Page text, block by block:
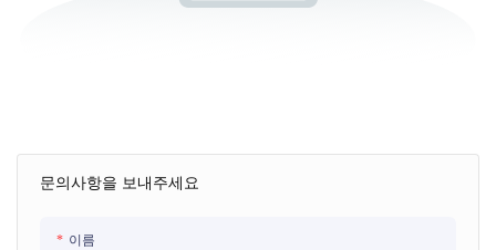
문의사항을 보내주세요
이름